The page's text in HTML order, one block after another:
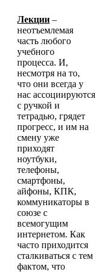
Лекции –
неотъемлемая
часть любого
учебного
процесса. И,
несмотря на то,
что они всегда у
нас ассоциируются
с ручкой и
тетрадью, грядет
прогресс, и им на
смену уже
приходят
ноутбуки,
телефоны,
смартфоны,
айфоны, КПК,
коммуникаторы в
союзе с
всемогущим
интернетом. Как
часто приходится
сталкиваться с тем
фактом, что